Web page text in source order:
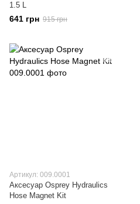
1.5 L
641 грн 915 грн
Артикул: 009.0001
Аксесуар Osprey Hydraulics
Hose Magnet Kit